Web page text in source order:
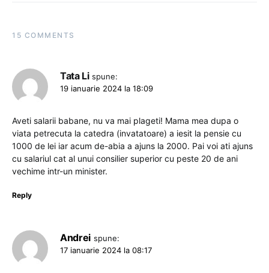
15 COMMENTS
Tata Li spune:
19 ianuarie 2024 la 18:09
Aveti salarii babane, nu va mai plageti! Mama mea dupa o
viata petrecuta la catedra (invatatoare) a iesit la pensie cu
1000 de lei iar acum de-abia a ajuns la 2000. Pai voi ati ajuns
cu salariul cat al unui consilier superior cu peste 20 de ani
vechime intr-un minister.
Reply
Andrei spune:
17 ianuarie 2024 la 08:17